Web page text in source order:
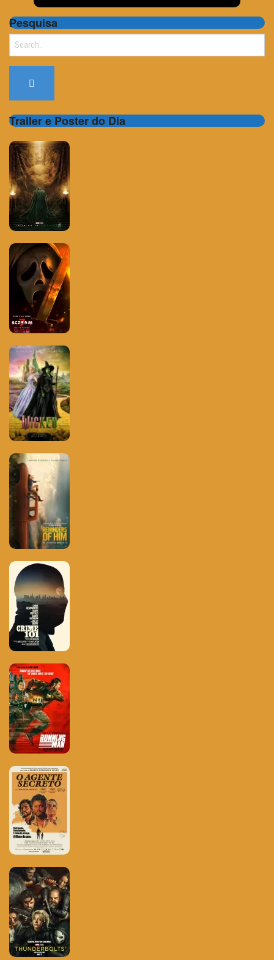
Pesquisa
Search
Trailer e Poster do Dia